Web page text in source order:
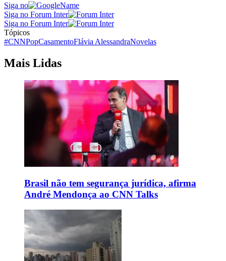
Siga no
Siga no Forum Inter
Siga no Forum Inter
Tópicos
#CNNPopCasamentoFlávia AlessandraNovelas
Mais Lidas
Brasil não tem segurança jurídica, afirma
André Mendonça ao CNN Talks